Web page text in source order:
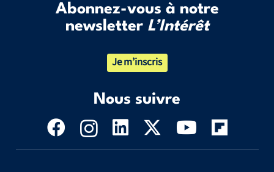
Abonnez-vous à notre
newsletter L’Intérêt
Je m’inscris
Nous suivre